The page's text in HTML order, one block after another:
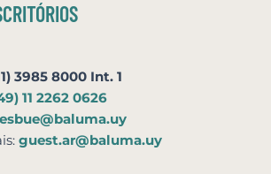
3985 8000 Int. 1
11 2262 0626
guest.ar@baluma.uy